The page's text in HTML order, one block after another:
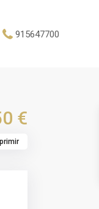
915647700
€